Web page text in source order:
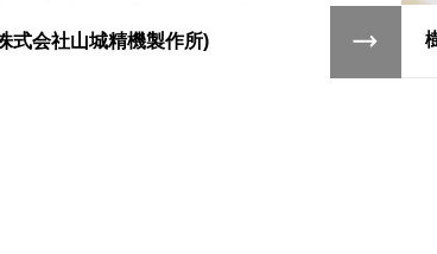
式会社山城精機製作所)